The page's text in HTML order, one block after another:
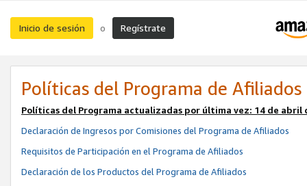
Inicio de sesión o Regístrate
Políticas del Programa de Afiliados
Políticas del Programa actualizadas por última vez: 14 de abril
Declaración de Ingresos por Comisiones del Programa de Afiliados
Requisitos de Participación en el Programa de Afiliados
Declaración de los Productos del Programa de Afiliados